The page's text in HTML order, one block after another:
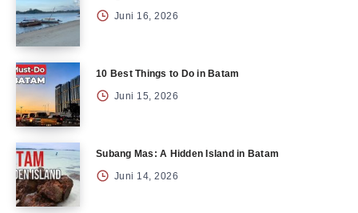
Juni 16, 2026
10 Best Things to Do in Batam
Juni 15, 2026
Subang Mas: A Hidden Island in Batam
Juni 14, 2026